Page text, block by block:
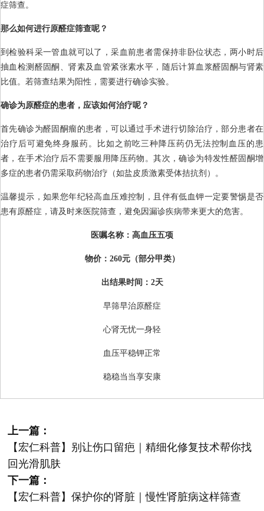
症筛查。
那么如何进行原醛症筛查呢？
到检验科采一管血就可以了，采血前患者需保持非卧位状态，两小时后
抽血检测醛固酮、肾素及血管紧张素水平，随后计算血浆醛固酮与肾素
比值。若筛查结果为阳性，需要进行确诊实验。
确诊为原醛症的患者，应该如何治疗呢？
首先确诊为醛固酮瘤的患者，可以通过手术进行切除治疗，部分患者在
治疗后可避免终身服药。比如之前吃三种降压药仍无法控制血压的患
者，在手术治疗后不需要服用降压药物。其次，确诊为特发性醛固酮增
多症的患者仍需采取药物治疗（如盐皮质激素受体拮抗剂）。
温馨提示，如果您年纪轻高血压难控制，且伴有低血钾一定要警惕是否
患有原醛症，请及时来医院筛查，避免因漏诊疾病带来更大的危害。
医嘱名称：高血压五项
物价：260元（部分甲类）
出结果时间：2天
早筛早治原醛症
心肾无忧一身轻
血压平稳钾正常
稳稳当当享安康
上一篇：
【宏仁科普】别让伤口留疤｜精细化修复技术帮你找
回光滑肌肤
下一篇：
【宏仁科普】保护你的肾脏｜慢性肾脏病这样筛查